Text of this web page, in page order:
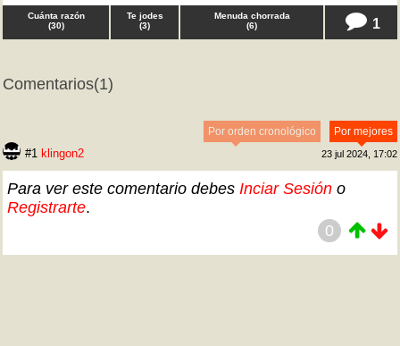
Cuánta razón
(30)
Te jodes
(3)
Menuda chorrada
(6) 1
Comentarios(1)
Por mejores
Por orden cronológico
#1 klingon2 23 jul 2024, 17:02
Para ver este comentario debes Inciar Sesión o
Registrarte.
0